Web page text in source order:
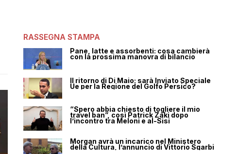
RASSEGNA STAMPA
Pane, latte e assorbenti: cosa cambierà
con la prossima manovra di bilancio
Il ritorno di Di Maio: sarà Inviato Speciale
Ue per la Regione del Golfo Persico?
“Spero abbia chiesto di togliere il mio
travel ban”, così Patrick Zaki dopo
l’incontro tra Meloni e al-Sisi
Morgan avrà un incarico nel Ministero
della Cultura, l’annuncio di Vittorio Sgarbi